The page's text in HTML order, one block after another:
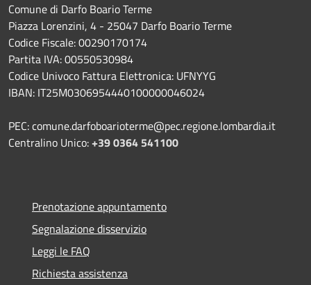
Comune di Darfo Boario Terme
Piazza Lorenzini, 4 - 25047 Darfo Boario Terme
Codice Fiscale: 00290170174
Partita IVA: 00550530984
Codice Univoco Fattura Elettronica: UFNYYG
IBAN: IT25M0306954440100000046024
PEC: comune.darfoboarioterme@pec.regione.lombardia.it
Centralino Unico:+39 0364 541100
Prenotazione appuntamento
Segnalazione disservizio
Leggi le FAQ
Richiesta assistenza